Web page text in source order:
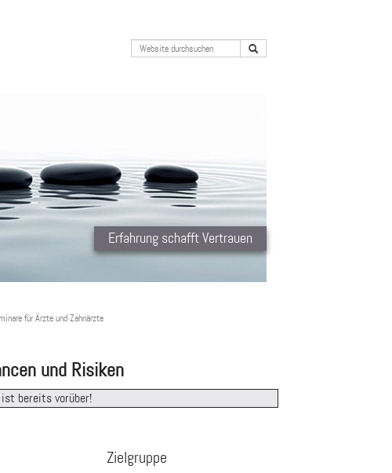
Erfahrung schafft Vertrauen
für Ärzte und Zahnärzte
und Risiken
bereits vorüber!
Zielgruppe